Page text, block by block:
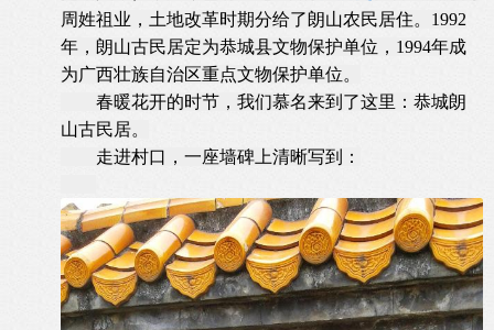
周姓祖业，土地改革时期分给了朗山农民居住。1992
年，朗山古民居定为恭城县文物保护单位，1994年成
为广西壮族自治区重点文物保护单位。
春暖花开的时节，我们慕名来到了这里：恭城朗
山古民居。
走进村口，一座墙碑上清晰写到：